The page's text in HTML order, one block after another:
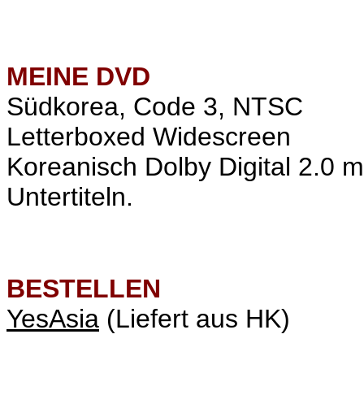
MEINE DVD
Südkorea, Code 3, NTSC
Letterboxed Widescreen
Koreanisch Dolby Digital 2.0
Untertiteln.
BESTELLEN
YesAsia (Liefert aus HK)